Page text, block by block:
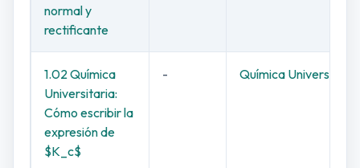
normal y
rectificante
1.02 Química
Universitaria:
Cómo escribir la
expresión de
$K_c$
- Química Universitaria